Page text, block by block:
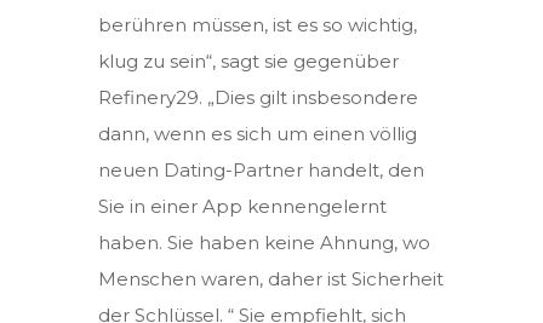
berühren müssen, ist es so wichtig,
klug zu sein“, sagt sie gegenüber
Refinery29. „Dies gilt insbesondere
dann, wenn es sich um einen völlig
neuen Dating-Partner handelt, den
Sie in einer App kennengelernt
haben. Sie haben keine Ahnung, wo
Menschen waren, daher ist Sicherheit
der Schlüssel. “ Sie empfiehlt, sich